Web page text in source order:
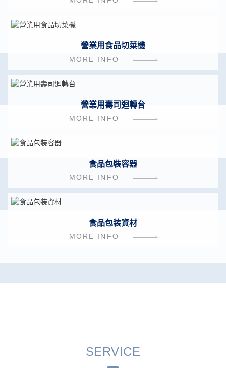
營業用食品切菜機
MORE INFO
營業用壽司迴轉台
MORE INFO
食品包裝容器
MORE INFO
食品包装資材
MORE INFO
SERVICE